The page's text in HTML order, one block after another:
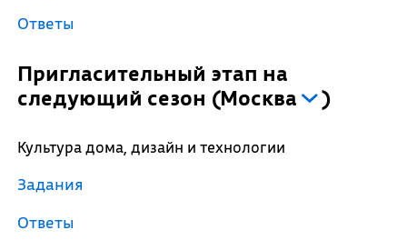
Ответы
Пригласительный этап на
следующий сезон (Москва )
Культура дома, дизайн и технологии
Задания
Ответы